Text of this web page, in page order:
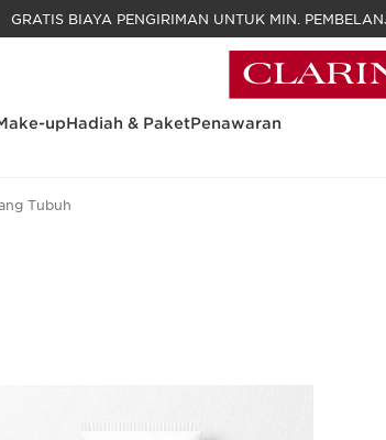
upHadiah & PaketPenawaran
Tubuh